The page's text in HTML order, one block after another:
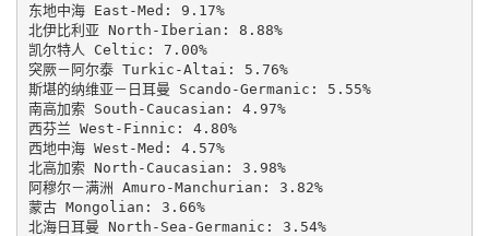
东地中海 East-Med: 9.17%
北伊比利亚 North-Iberian: 8.88%
凯尔特人 Celtic: 7.00%
突厥－阿尔泰 Turkic-Altai: 5.76%
斯堪的纳维亚－日耳曼 Scando-Germanic: 5.55%
南高加索 South-Caucasian: 4.97%
西芬兰 West-Finnic: 4.80%
西地中海 West-Med: 4.57%
北高加索 North-Caucasian: 3.98%
阿穆尔－满洲 Amuro-Manchurian: 3.82%
蒙古 Mongolian: 3.66%
北海日耳曼 North-Sea-Germanic: 3.54%